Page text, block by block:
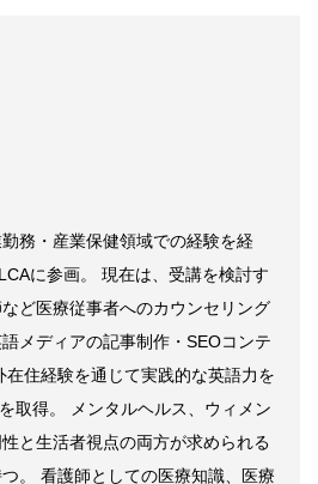
務・産業保健領域での経験を経
に参画。 現在は、受講を検討す
ど医療従事者へのカウンセリング
メディアの記事制作・SEOコンテ
在住経験を通じて実践的な英語力を
取得。 メンタルヘルス、ウィメン
と生活者視点の両方が求められる
。 看護師としての医療知識、医療